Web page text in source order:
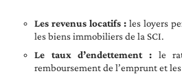
Les revenus locatifs : les loyers
les biens immobiliers de la SCI.
Le taux d’endettement : le
remboursement de l’emprunt et